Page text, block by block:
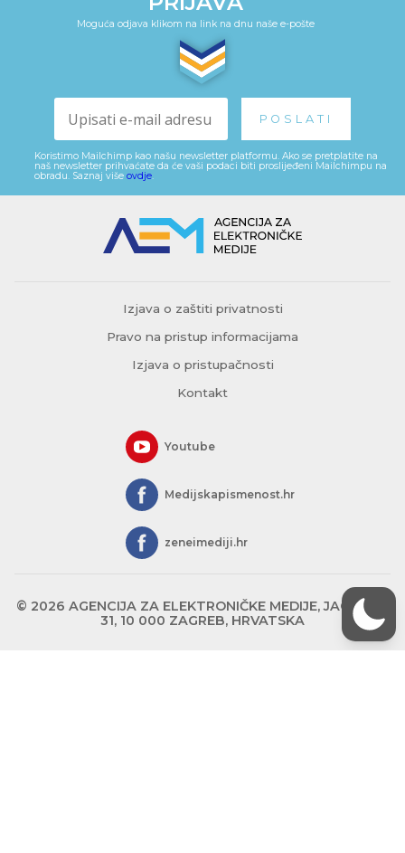
Moguća odjava klikom na link na dnu naše e-pošte
Koristimo Mailchimp kao našu newsletter platformu. Ako se pretplatite na
naš newsletter prihvaćate da će vaši podaci biti proslijeđeni Mailchimpu na
obradu. Saznaj više ovdje.
Izjava o zaštiti privatnosti
Pravo na pristup informacijama
Izjava o pristupačnosti
Kontakt
Youtube
Medijskapismenost.hr
zeneimediji.hr
© 2026 AGENCIJA ZA ELEKTRONIČKE MEDIJE, JAGIĆEVA
31, 10 000 ZAGREB, HRVATSKA